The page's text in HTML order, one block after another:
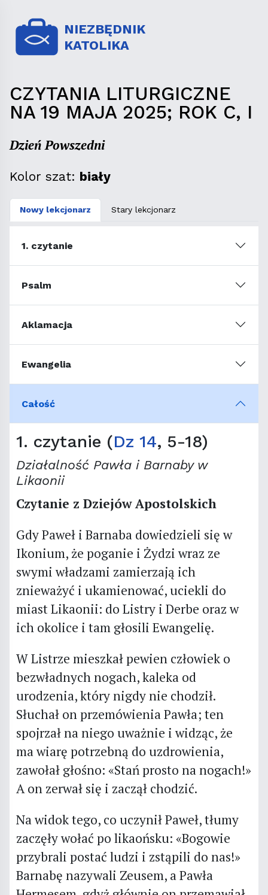
NIEZBĘDNIK
KATOLIKA
CZYTANIA LITURGICZNE
NA 19 MAJA 2025; ROK C, I
Dzień Powszedni
Kolor szat: biały
Nowy lekcjonarz Stary lekcjonarz
1. czytanie
Psalm
Aklamacja
Ewangelia
Całość
1. czytanie (Dz 14, 5-18)
Działalność Pawła i Barnaby w
Likaonii
Czytanie z Dziejów Apostolskich
Gdy Paweł i Barnaba dowiedzieli się w
Ikonium, że poganie i Żydzi wraz ze
swymi władzami zamierzają ich
znieważyć i ukamienować, uciekli do
miast Likaonii: do Listry i Derbe oraz w
ich okolice i tam głosili Ewangelię.
W Listrze mieszkał pewien człowiek o
bezwładnych nogach, kaleka od
urodzenia, który nigdy nie chodził.
Słuchał on przemówienia Pawła; ten
spojrzał na niego uważnie i widząc, że
ma wiarę potrzebną do uzdrowienia,
zawołał głośno: «Stań prosto na nogach!»
A on zerwał się i zaczął chodzić.
Na widok tego, co uczynił Paweł, tłumy
zaczęły wołać po likaońsku: «Bogowie
przybrali postać ludzi i zstąpili do nas!»
Barnabę nazywali Zeusem, a Pawła